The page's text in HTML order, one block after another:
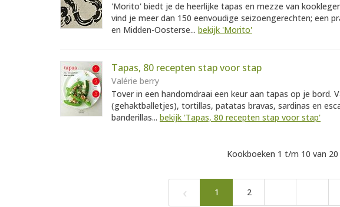
'Morito' biedt je de heerlijke tapas en mezze van
vind je meer dan 150 eenvoudige seizoengerechten; een
en Midden-Oosterse... bekijk 'Morito'
Tapas, 80 recepten stap voor stap
Valérie berry
Tover in een handomdraai een keur aan tapas op je bord.
(gehaktballetjes), tortillas, patatas bravas, sardinas en
banderillas... bekijk 'Tapas, 80 recepten stap voor stap'
Kookboeken 1 t/m 10 van 20
‹ 1 2